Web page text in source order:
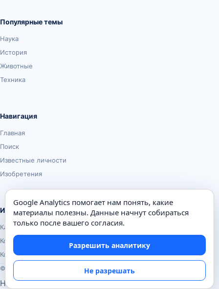
Популярные темы
Наука
История
Животные
Техника
Навигация
Главная
Поиск
Известные личности
Изобретения
Информация
Карта сайта
Контакты
Конфиденциальность
© Почемуха.ру, 2010–2026
Настройки аналитики
Google Analytics помогает нам понять, какие
материалы полезны. Данные начнут собираться
только после вашего согласия.
Разрешить аналитику
Не разрешать